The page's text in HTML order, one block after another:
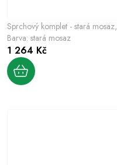
Sprchový komplet - stará mosaz,
Barva: stará mosaz
1 264 Kč